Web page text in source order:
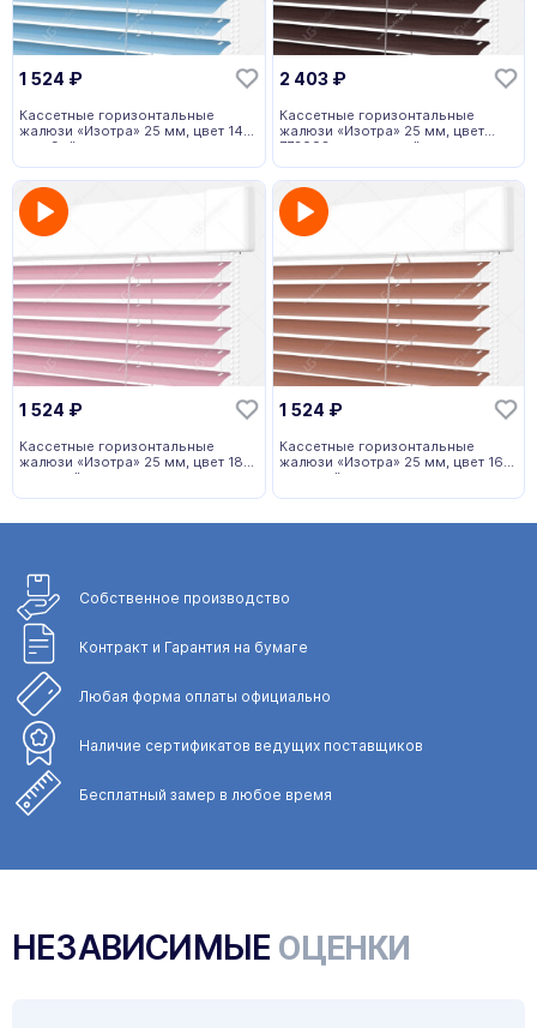
1 524 ₽
Кассетные горизонтальные
жалюзи «Изотра» 25 мм, цвет 146
голубой
2 403 ₽
Кассетные горизонтальные
жалюзи «Изотра» 25 мм, цвет
772098 коричневый
1 524 ₽
Кассетные горизонтальные
жалюзи «Изотра» 25 мм, цвет 188
розовый
1 524 ₽
Кассетные горизонтальные
жалюзи «Изотра» 25 мм, цвет 163
розовый
Собственное производство
Контракт и Гарантия на бумаге
Любая форма оплаты официально
Наличие сертификатов ведущих поставщиков
Бесплатный замер в любое время
НЕЗАВИСИМЫЕ ОЦЕНКИ